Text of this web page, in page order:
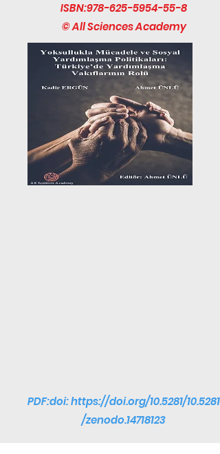
ISBN:978-625-5954-55-8
© All Sciences Academy
PDF:doi:https://doi.org/10.5281/10.5281
/zenodo.14718123